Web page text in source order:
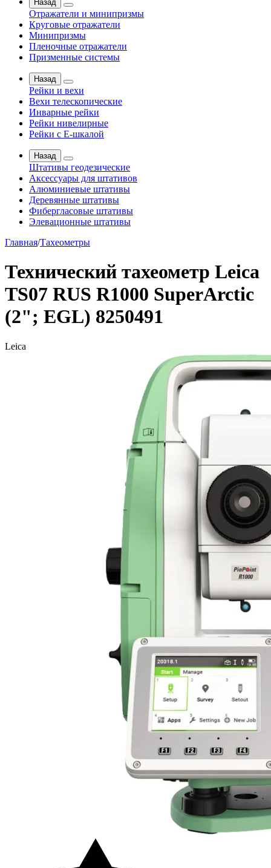
Назад
Отражатели и минипризмы
Круговые отражатели
Минипризмы
Пленочные отражатели
Призменные системы
Назад
Рейки и вехи
Вехи телескопические
Инварные рейки
Рейки нивелирные
Рейки с Е-шкалой
Назад
Штативы геодезические
Аксессуары для штативов
Алюминиевые штативы
Деревянные штативы
Фибергласовые штативы
Элевационные штативы
Главная/Тахеометры
Технический тахеометр Leica
TS07 RUS R1000 SuperArctic
(2"; EGL) 8250491
Leica